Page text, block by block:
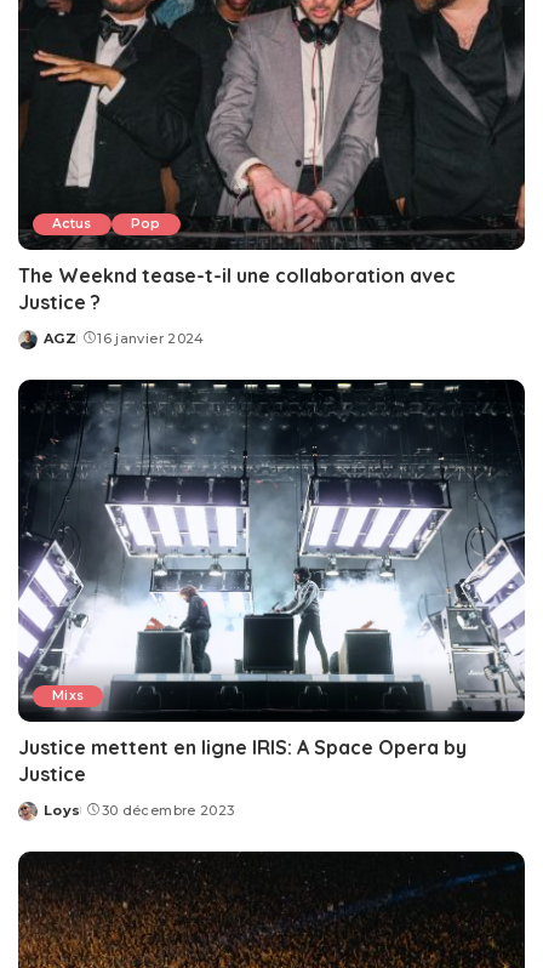
Actus Pop
The Weeknd tease-t-il une collaboration avec
Justice ?
Posted
AGZ 16 janvier 2024
Mixs
Justice mettent en ligne IRIS: A Space Opera by
Justice
Posted
Loys 30 décembre 2023